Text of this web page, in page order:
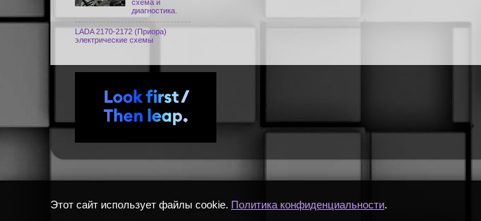
схема и
диагностика.
LADA 2170-2172 (Приора)
электрические схемы
Этот сайт использует файлы cookie. Политика конфиденциальности.